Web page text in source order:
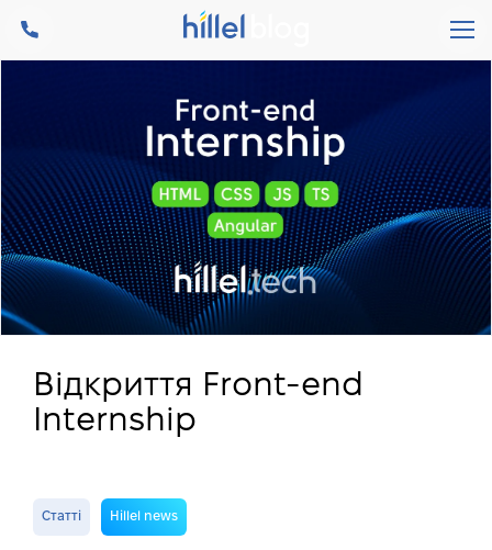
Відкриття Front-end
Internship
Статті Hillel news